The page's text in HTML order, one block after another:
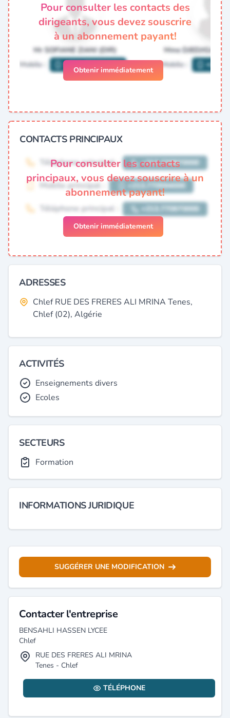
Pour consulter les contacts des
dirigeants, vous devez souscrire
à un abonnement payant!
Obtenir immédiatement
CONTACTS PRINCIPAUX
Pour consulter les contacts
principaux, vous devez souscrire à un
abonnement payant!
Obtenir immédiatement
ADRESSES
Chlef RUE DES FRERES ALI MRINA Tenes,
Chlef (02), Algérie
ACTIVITÉS
Enseignements divers
Ecoles
SECTEURS
Formation
INFORMATIONS JURIDIQUE
SUGGÉRER UNE MODIFICATION
Contacter l'entreprise
BENSAHLI HASSEN LYCEE
Chlef
RUE DES FRERES ALI MRINA
Tenes - Chlef
TÉLÉPHONE